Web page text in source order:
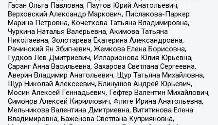
Гасан Ольга Павловна, Паутов Юрий Анатольевич,
Верховский Александр Маркович, Пислакова-Паркер
Марина Петровна, Кочеткова Татьяна Владимировна,
Чуркина Наталья Валерьевна, Акимова Татьяна
Николаевна, Золотарева Екатерина Александровна,
Рачинский Ян Збигневич, Жемкова Елена Борисовна,
Гудков Лев Дмитриевич, Илларионова Юлия Юрьевна,
Саранг Анна Васильевна, Захарова Светлана Сергеевна,
Аверин Владимир Анатольевич, Щур Татьяна Михайловна,
Щур Николай Алексеевич, Блинушов Андрей Юрьевич,
Мосин Алексей Геннадьевич, Гефтер Валентин Михайлович,
Симонов Алексей Кириллович, Флиге Ирина Анатольевна,
Мельникова Валентина Дмитриевна, Вититинова Елена
Владимировна, Баженова Светлана Куприяновна,